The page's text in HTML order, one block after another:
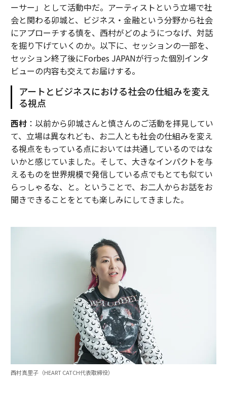
ーサー」として活動中だ。アーティストという立場で社
会と関わる卯城と、ビジネス・金融という分野から社会
にアプローチする慎を、西村がどのようにつなげ、対話
を掘り下げていくのか。以下に、セッションの一部を、
セッション終了後にForbes JAPANが行った個別インタ
ビューの内容も交えてお届けする。
アートとビジネスにおける社会の仕組みを変え
る視点
西村：以前から卯城さんと慎さんのご活動を拝見してい
て、立場は異なれども、お二人とも社会の仕組みを変え
る視点をもっている点においては共通しているのではな
いかと感じていました。そして、大きなインパクトを与
えるものを世界規模で発信している点でもとても似てい
らっしゃるな、と。ということで、お二人からお話をお
聞きできることをとても楽しみにしてきました。
西村真里子（HEART CATCH代表取締役）